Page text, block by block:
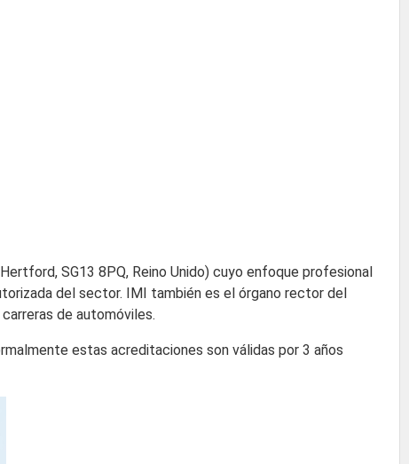
SG13 8PQ, Reino Unido) cuyo enfoque profesional
del sector. IMI también es el órgano rector del
de automóviles.
estas acreditaciones son válidas por 3 años